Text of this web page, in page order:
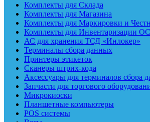
Комплекты для Склада
Комплекты для Магазина
Комплекты для Маркировки и
Комплекты для Инвентаризации ОС
АС для хранения ТСД «Инлокер»
Терминалы сбора данных
Принтеры этикеток
Сканеры штрих-кода
Аксессуары для терминалов сбора
Запчасти для торгового
Микрокиоски
Планшетные компьютеры
POS системы